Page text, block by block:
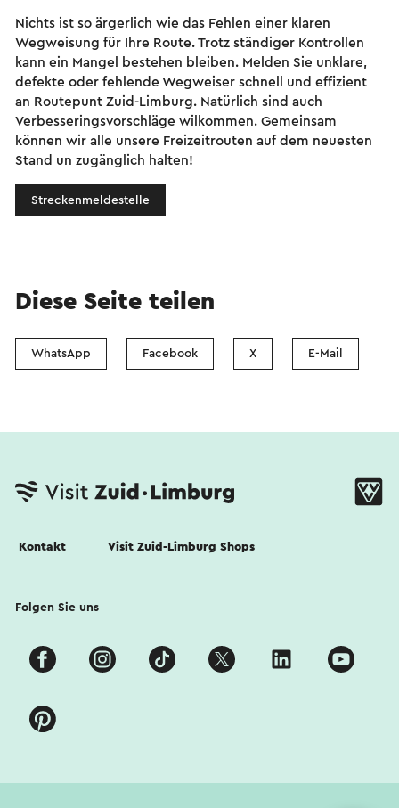
Nichts ist so ärgerlich wie das Fehlen einer klaren
Wegweisung für Ihre Route. Trotz ständiger Kontrollen
kann ein Mangel bestehen bleiben. Melden Sie unklare,
defekte oder fehlende Wegweiser schnell und effizient
an Routepunt Zuid-Limburg. Natürlich sind auch
Verbesseringsvorschläge wilkommen. Gemeinsam
können wir alle unsere Freizeitrouten auf dem neuesten
Stand un zugänglich halten!
Streckenmeldestelle
Diese Seite teilen
WhatsApp Facebook X E-Mail
Kontakt Visit Zuid-Limburg Shops
Folgen Sie uns